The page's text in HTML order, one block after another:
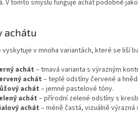
V tomto smyslu funguje achát podobně
achátu
vyskytuje v mnoha variantách, které se liší
achát– tmavá varianta s výrazným
achát– teplé odstíny červené a
achát – jemné pastelové tóny.
achát– přírodní zelené odstíny s
achát – méně častá, vizuálně výrazná